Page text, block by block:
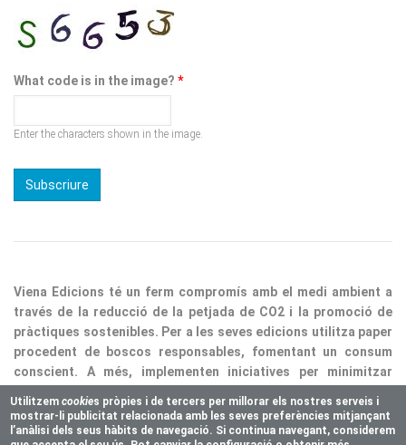
través de la reducció de la petjada de CO2 i la promoció de
pràctiques sostenibles. Per a les seves edicions utilitza paper
procedent de boscos responsables, fomentant un consum
conscient. A més, implementen iniciatives per minimitzar
residus i optimitzar processos, consolidant així la nostra
responsabilitat ecològica.
Copyright © 2025 Vienaeditorial.com. All rights reserved
Responsive theme, developed by easy&WEB
Utilitzemcookies pròpies i de tercers per millorar els nostres serveis i
mostrar-li publicitat relacionada amb les seves preferències mitjançant
l’anàlisi dels seus hàbits de navegació. Si continua navegant, considerem